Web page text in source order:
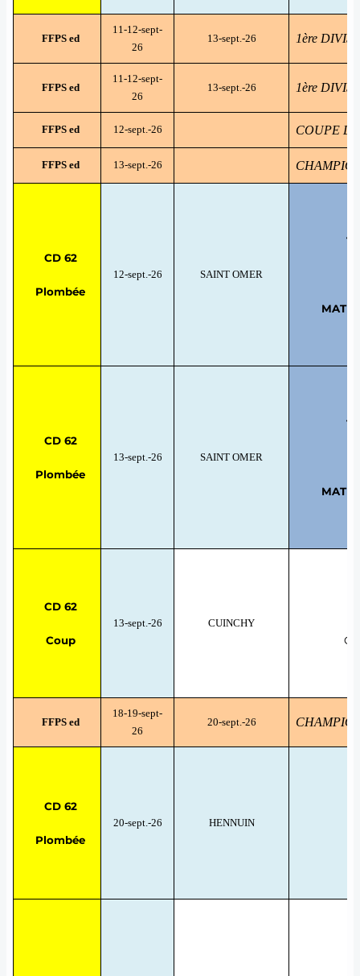
FFPS ed
11-12-sept-
26
13-sept.-26 1ère
FFPS ed
11-12-sept-
26
13-sept.-26 1ère
FFPS ed 12-sept.-26 COUPE
FFPS ed 13-sept.-26
CD 62
Plombée
12-sept.-26 SAINT OMER
CD 62
Plombée
13-sept.-26 SAINT OMER
CD 62
Coup
13-sept.-26 CUINCHY
FFPS ed
18-19-sept-
26
20-sept.-26
CD 62
Plombée
20-sept.-26 HENNUIN